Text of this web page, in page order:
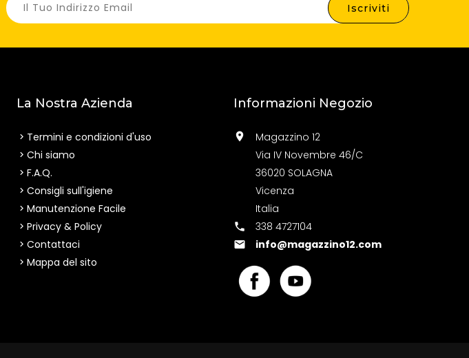
La Nostra Azienda
Termini e condizioni d'uso
Chi siamo
F.A.Q.
Consigli sull'igiene
Manutenzione Facile
Privacy & Policy
Contattaci
Mappa del sito
Informazioni Negozio

Magazzino 12
Via IV Novembre 46/C
36020 SOLAGNA
Vicenza
Italia
 338 4727104
 info@magazzino12.com